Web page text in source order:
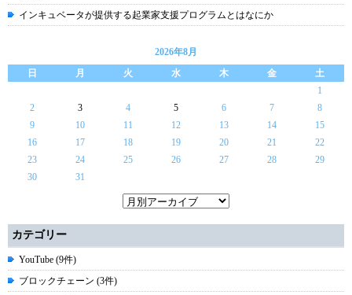
インキュベータが提供する起業家支援プログラムとはなにか
2026年8月
日
月 火 水 木 金
土
1
2
3 4 5 6 7
8
9
10 11 12 13 14
15
16
17 18 19 20 21
22
23
24 25 26 27 28
29
30
31
カテゴリー
YouTube (9件)
ブロックチェーン (3件)